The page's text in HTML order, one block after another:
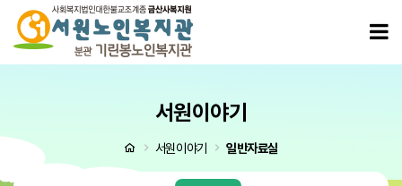
2026년 2월 자원봉사 현황 > 일반자료실
서원이야기
처음으로서원이야기 일반자료실